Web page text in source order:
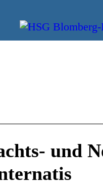
und